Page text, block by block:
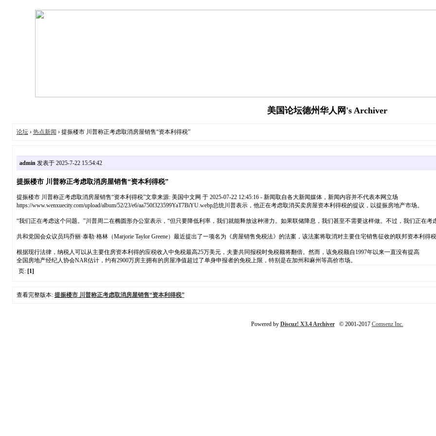
美国论坛德州华人网's Archiver
论坛› 热点新闻 › 提振楼市 川普称正考虑取消房屋销售“资本利得税”
admin发表于 2025-7-22 15:54:42
提振楼市 川普称正考虑取消房屋销售“资本利得税”
提振楼市 川普称正考虑取消房屋销售“资本利得税”文章来源: 美国中文网 于 2025-07-22 12:45:16 - 新闻取自各大新闻媒体，新闻内容并不代表本网立场
https://www.wenxuecity.com/upload/album/52/23/e6/aa750f323599YaT7BiYU.webp总统川普表示，他正在考虑取消买卖房屋资本利得税的提议，以提振房地产市场。
“我们正在考虑这个问题。”川普周二在椭圆形办公室表示，“但只要降低利率，我们就能释放这种潜力。如果联储降息，我们甚至不需要这样做。不过，我们正在考
共和党国会众议员玛乔丽·泰勒·格林（Marjorie Taylor Greene）最近提出了一项名为《房屋销售免税法》的法案，该法案将取消对主要住宅销售征收的联邦资本利得税
根据现行法律，纳税人可以从主要住房资本利得的应税收入中免税最高25万美元，夫妻共同报税时免税额将翻倍。然而，该免税额自1997年以来一直没有提高
全国房地产经纪人协会NAR估计，约有2900万房主拥有的房屋净值超过了单身申报者的免税上限，特别是在加州和麻州等高价市场。
页: [1]
查看完整版本: 提振楼市 川普称正考虑取消房屋销售“资本利得税”
Powered by Discuz! X3.4 Archiver© 2001-2017 Comsenz Inc.